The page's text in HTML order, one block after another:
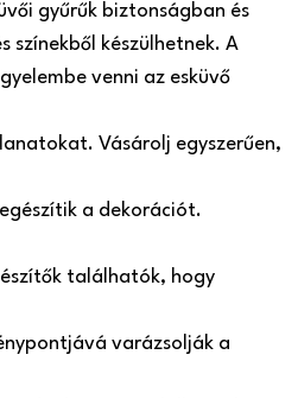
gyűrűk biztonságban és
készülhetnek. A
venni az esküvő
Vásárolj egyszerűen,
a dekorációt.
találhatók, hogy
varázsolják a